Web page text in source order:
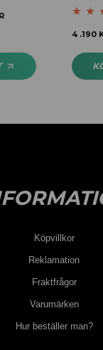
4 .190
Köpvillkor
Reklamation
Fraktfrågor
Varumärken
Hur beställer man?